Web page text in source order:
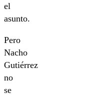
el
asunto.
Pero
Nacho
Gutiérrez
no
se